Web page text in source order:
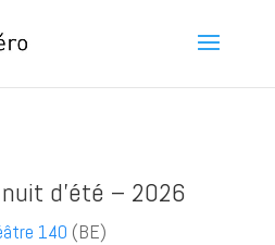
nuit d’été – 2026
140 (BE)